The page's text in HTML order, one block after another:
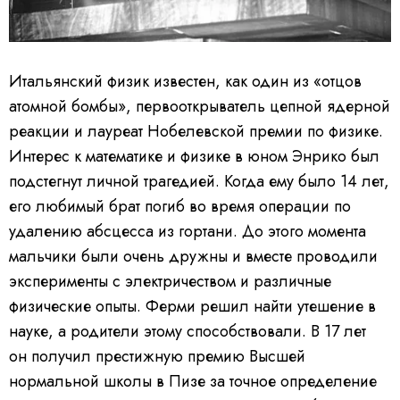
Итальянский физик известен, как один из «отцов
атомной бомбы», первооткрыватель цепной ядерной
реакции и лауреат Нобелевской премии по физике.
Интерес к математике и физике в юном Энрико был
подстегнут личной трагедией. Когда ему было 14 лет,
его любимый брат погиб во время операции по
удалению абсцесса из гортани. До этого момента
мальчики были очень дружны и вместе проводили
эксперименты с электричеством и различные
физические опыты. Ферми решил найти утешение в
науке, а родители этому способствовали. В 17 лет
он получил престижную премию Высшей
нормальной школы в Пизе за точное определение